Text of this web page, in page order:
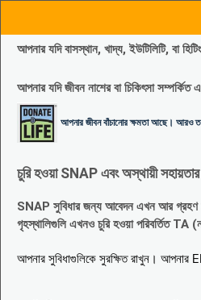
আপনার যদি বাসস্থান, খাদ্য, ইউটিলিটি,
আপনার যদি জীবন নাশের বা চিকিৎসা
আপনার জীবন বাঁচানোর ক্ষমতা আছে। আরও
চুরি হওয়া SNAP এবং অস্থায়ী
SNAP সুবিধার জন্য আবেদন এখন আর গ্রহণ
গৃহস্থালিগুলি এখনও চুরি হওয়া পরিবর্তিত
আপনার সুবিধাগুলিকে সুরক্ষিত রাখুন। আপনার